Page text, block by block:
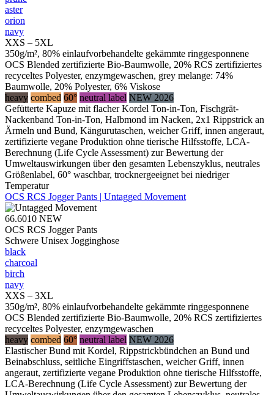
aster
orion
navy
XXS – 5XL
350g/m², 80% einlaufvorbehandelte gekämmte ringgesponnene
OCS Blended zertifizierte Bio-Baumwolle, 20% RCS zertifiziertes
recyceltes Polyester, enzymgewaschen, grey melange: 74%
Baumwolle, 20% Polyester, 6% Viskose
heavy combed 60° neutral label NEW 2026
Gefütterte Kapuze mit flacher Kordel Ton-in-Ton, Fischgrät-
Nackenband Ton-in-Ton, Halbmond im Nacken, 2x1 Rippstrick an
Ärmeln und Bund, Kängurutaschen, weicher Griff, innen angeraut,
zertifizierte vegane Produktion ohne tierische Hilfsstoffe, LCA-
Berechnung (Life Cycle Assessment) zur Bewertung der
Umweltauswirkungen über den gesamten Lebenszyklus, neutrales
Größenlabel, 60° waschbar, trocknergeeignet bei niedriger
Temperatur
OCS RCS Jogger Pants | Untagged Movement
66.6010 NEW
OCS RCS Jogger Pants
Schwere Unisex Jogginghose
black
charcoal
birch
navy
XXS – 3XL
350g/m², 80% einlaufvorbehandelte gekämmte ringgesponnene
OCS Blended zertifizierte Bio-Baumwolle, 20% RCS zertifiziertes
recyceltes Polyester, enzymgewaschen
heavy combed 60° neutral label NEW 2026
Elastischer Bund mit Kordel, Rippstrickbündchen an Bund und
Beinabschluss, seitliche Eingriffstaschen, weicher Griff, innen
angeraut, zertifizierte vegane Produktion ohne tierische Hilfsstoffe,
LCA-Berechnung (Life Cycle Assessment) zur Bewertung der